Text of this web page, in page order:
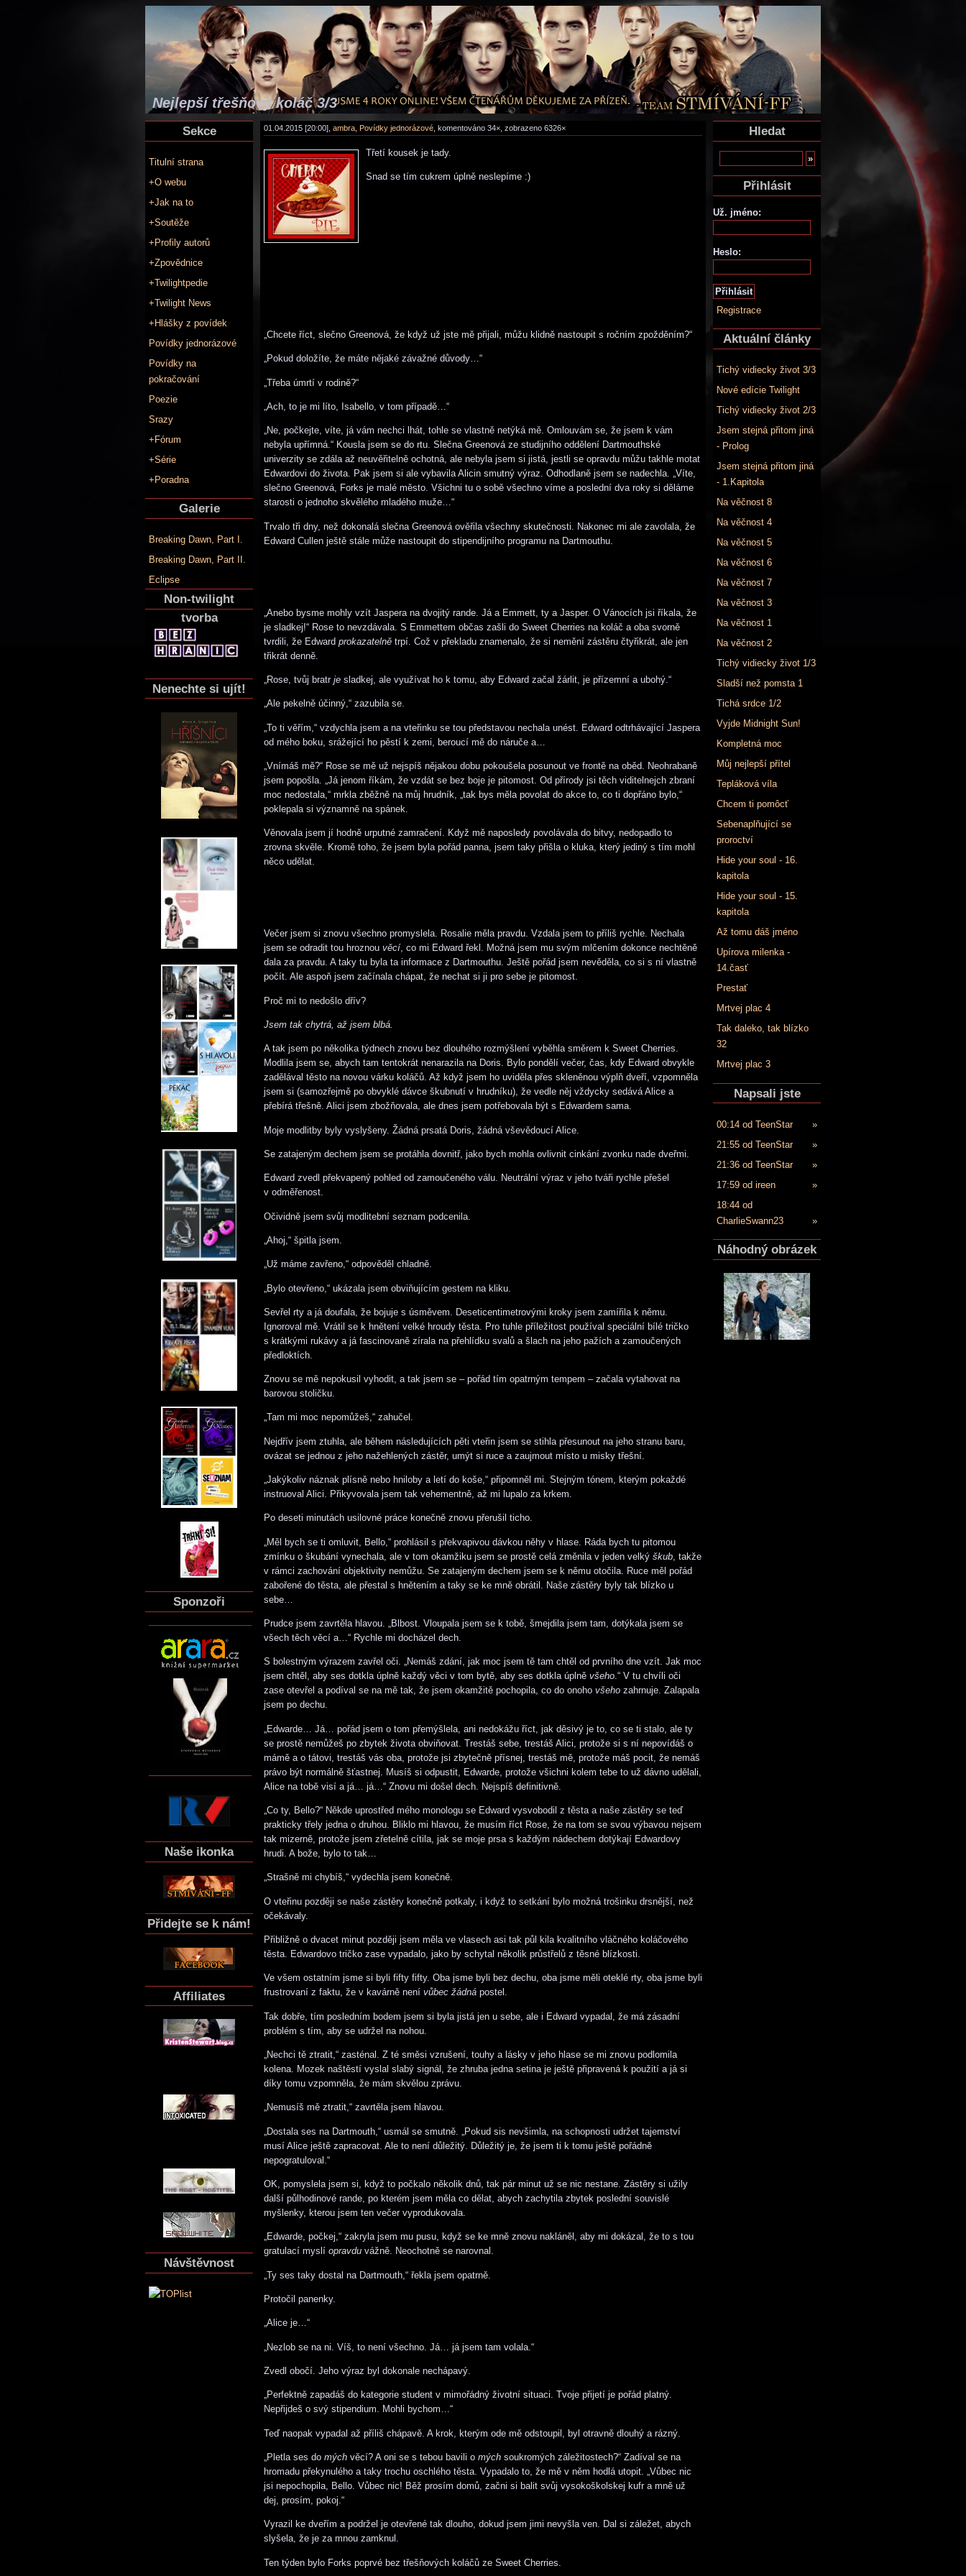
Nejlepší třešňový koláč 3/3
Sekce
Titulní strana
+O webu
+Jak na to
+Soutěže
+Profily autorů
+Zpovědnice
+Twilightpedie
+Twilight News
+Hlášky z povídek
Povídky jednorázové
Povídky na
pokračování
Poezie
Srazy
+Fórum
+Série
+Poradna
Galerie
Breaking Dawn, Part I.
Breaking Dawn, Part II.
Eclipse
Non-twilight
tvorba
Nenechte si ujít!
Sponzoři
Naše ikonka
Přidejte se k nám!
Affiliates
Návštěvnost
01.04.2015 [20:00], ambra Povídky jednorázové , komentováno 34×, zobrazeno 6326×
Třetí kousek je tady.
Snad se tím cukrem úplně neslepíme :)
„Chcete říct, slečno Greenová, že když už jste mě přijali, můžu klidně nastoupit s ročním zpožděním?“
„Pokud doložíte, že máte nějaké závažné důvody…“
„Třeba úmrtí v rodině?“
„Ach, to je mi líto, Isabello, v tom případě…“
„Ne, počkejte, víte, já vám nechci lhát, tohle se vlastně netýká mě. Omlouvám se, že jsem k vám
nebyla upřímná.“ Kousla jsem se do rtu. Slečna Greenová ze studijního oddělení Dartmouthské
univerzity se zdála až neuvěřitelně ochotná, ale nebyla jsem si jistá, jestli se opravdu můžu takhle motat
Edwardovi do života. Pak jsem si ale vybavila Alicin smutný výraz. Odhodlaně jsem se nadechla. „Víte,
slečno Greenová, Forks je malé město. Všichni tu o sobě všechno víme a poslední dva roky si děláme
starosti o jednoho skvělého mladého muže…“
Trvalo tři dny, než dokonalá slečna Greenová ověřila všechny skutečnosti. Nakonec mi ale zavolala, že
Edward Cullen ještě stále může nastoupit do stipendijního programu na Dartmouthu.
„Anebo bysme mohly vzít Jaspera na dvojitý rande. Já a Emmett, ty a Jasper. O Vánocích jsi říkala, že
je sladkej!“ Rose to nevzdávala. S Emmettem občas zašli do Sweet Cherries na koláč a oba svorně
tvrdili, že Edward prokazatelně trpí. Což v překladu znamenalo, že si nemění zástěru čtyřikrát, ale jen
třikrát denně.
„Rose, tvůj bratr je sladkej, ale využívat ho k tomu, aby Edward začal žárlit, je přízemní a ubohý.“
„Ale pekelně účinný,“ zazubila se.
„To ti věřím,“ vzdychla jsem a na vteřinku se tou představou nechala unést. Edward odtrhávající Jaspera
od mého boku, srážející ho pěstí k zemi, beroucí mě do náruče a…
„Vnímáš mě?“ Rose se mě už nejspíš nějakou dobu pokoušela posunout ve frontě na oběd. Neohrabaně
jsem popošla. „Já jenom říkám, že vzdát se bez boje je pitomost. Od přírody jsi těch viditelnejch zbraní
moc nedostala,“ mrkla zběžně na můj hrudník, „tak bys měla povolat do akce to, co ti dopřáno bylo,“
poklepala si významně na spánek.
Věnovala jsem jí hodně urputné zamračení. Když mě naposledy povolávala do bitvy, nedopadlo to
zrovna skvěle. Kromě toho, že jsem byla pořád panna, jsem taky přišla o kluka, který jediný s tím mohl
něco udělat.
Večer jsem si znovu všechno promyslela. Rosalie měla pravdu. Vzdala jsem to příliš rychle. Nechala
jsem se odradit tou hroznou věcí, co mi Edward řekl. Možná jsem mu svým mlčením dokonce nechtěně
dala za pravdu. A taky tu byla ta informace z Dartmouthu. Ještě pořád jsem nevěděla, co si s ní vlastně
počít. Ale aspoň jsem začínala chápat, že nechat si ji pro sebe je pitomost.
Proč mi to nedošlo dřív?
Jsem tak chytrá, až jsem blbá.
A tak jsem po několika týdnech znovu bez dlouhého rozmýšlení vyběhla směrem k Sweet Cherries.
Modlila jsem se, abych tam tentokrát nenarazila na Doris. Bylo pondělí večer, čas, kdy Edward obvykle
zadělával těsto na novou várku koláčů. Až když jsem ho uviděla přes skleněnou výplň dveří, vzpomněla
jsem si (samozřejmě po obvyklé dávce škubnutí v hrudníku), že vedle něj vždycky sedává Alice a
přebírá třešně. Alici jsem zbožňovala, ale dnes jsem potřebovala být s Edwardem sama.
Moje modlitby byly vyslyšeny. Žádná prsatá Doris, žádná vševědoucí Alice.
Se zatajeným dechem jsem se protáhla dovnitř, jako bych mohla ovlivnit cinkání zvonku nade dveřmi.
Edward zvedl překvapený pohled od zamoučeného válu. Neutrální výraz v jeho tváři rychle přešel
v odměřenost.
Očividně jsem svůj modlitební seznam podcenila.
„Ahoj,“ špitla jsem.
„Už máme zavřeno,“ odpověděl chladně.
„Bylo otevřeno,“ ukázala jsem obviňujícím gestem na kliku.
Sevřel rty a já doufala, že bojuje s úsměvem. Deseticentimetrovými kroky jsem zamířila k němu.
Ignoroval mě. Vrátil se k hnětení velké hroudy těsta. Pro tuhle příležitost používal speciální bílé tričko
s krátkými rukávy a já fascinovaně zírala na přehlídku svalů a šlach na jeho pažích a zamoučených
předloktích.
Znovu se mě nepokusil vyhodit, a tak jsem se – pořád tím opatrným tempem – začala vytahovat na
barovou stoličku.
„Tam mi moc nepomůžeš,“ zahučel.
Nejdřív jsem ztuhla, ale během následujících pěti vteřin jsem se stihla přesunout na jeho stranu baru,
ovázat se jednou z jeho nažehlených zástěr, umýt si ruce a zaujmout místo u misky třešní.
„Jakýkoliv náznak plísně nebo hniloby a letí do koše,“ připomněl mi. Stejným tónem, kterým pokaždé
instruoval Alici. Přikyvovala jsem tak vehementně, až mi lupalo za krkem.
Po deseti minutách usilovné práce konečně znovu přerušil ticho.
„Měl bych se ti omluvit, Bello,“ prohlásil s překvapivou dávkou něhy v hlase. Ráda bych tu pitomou
zmínku o škubání vynechala, ale v tom okamžiku jsem se prostě celá změnila v jeden velký škub , takže
v rámci zachování objektivity nemůžu. Se zatajeným dechem jsem se k němu otočila. Ruce měl pořád
zabořené do těsta, ale přestal s hnětením a taky se ke mně obrátil. Naše zástěry byly tak blízko u
sebe…
Prudce jsem zavrtěla hlavou. „Blbost. Vloupala jsem se k tobě, šmejdila jsem tam, dotýkala jsem se
všech těch věcí a…“ Rychle mi docházel dech.
S bolestným výrazem zavřel oči. „Nemáš zdání, jak moc jsem tě tam chtěl od prvního dne vzít. Jak moc
jsem chtěl, aby ses dotkla úplně každý věci v tom bytě, aby ses dotkla úplně všeho.“ V tu chvíli oči
zase otevřel a podíval se na mě tak, že jsem okamžitě pochopila, co do onoho všeho zahrnuje. Zalapala
jsem po dechu.
„Edwarde… Já… pořád jsem o tom přemýšlela, ani nedokážu říct, jak děsivý je to, co se ti stalo, ale ty
se prostě nemůžeš po zbytek života obviňovat. Trestáš sebe, trestáš Alici, protože si s ní nepovídáš o
mámě a o tátovi, trestáš vás oba, protože jsi zbytečně přísnej, trestáš mě, protože máš pocit, že nemáš
právo být normálně šťastnej. Musíš si odpustit, Edwarde, protože všichni kolem tebe to už dávno udělali,
Alice na tobě visí a já… já…“ Znovu mi došel dech. Nejspíš definitivně.
„Co ty, Bello?“ Někde uprostřed mého monologu se Edward vysvobodil z těsta a naše zástěry se teď
prakticky třely jedna o druhou. Bliklo mi hlavou, že musím říct Rose, že na tom se svou výbavou nejsem
tak mizerně, protože jsem zřetelně cítila, jak se moje prsa s každým nádechem dotýkají Edwardovy
hrudi. A bože, bylo to tak…
„Strašně mi chybíš,“ vydechla jsem konečně.
O vteřinu později se naše zástěry konečně potkaly, i když to setkání bylo možná trošinku drsnější, než
očekávaly.
Přibližně o dvacet minut později jsem měla ve vlasech asi tak půl kila kvalitního vláčného koláčového
těsta. Edwardovo tričko zase vypadalo, jako by schytal několik průstřelů z těsné blízkosti.
Ve všem ostatním jsme si byli fifty fifty. Oba jsme byli bez dechu, oba jsme měli oteklé rty, oba jsme byli
frustrovaní z faktu, že v kavárně není vůbec žádná postel.
Tak dobře, tím posledním bodem jsem si byla jistá jen u sebe, ale i Edward vypadal, že má zásadní
problém s tím, aby se udržel na nohou.
„Nechci tě ztratit,“ zasténal. Z té směsi vzrušení, touhy a lásky v jeho hlase se mi znovu podlomila
kolena. Mozek naštěstí vyslal slabý signál, že zhruba jedna setina je ještě připravená k použití a já si
díky tomu vzpomněla, že mám skvělou zprávu.
„Nemusíš mě ztratit,“ zavrtěla jsem hlavou.
„Dostala ses na Dartmouth,“ usmál se smutně. „Pokud sis nevšimla, na schopnosti udržet tajemství
musí Alice ještě zapracovat. Ale to není důležitý. Důležitý je, že jsem ti k tomu ještě pořádně
nepogratuloval.“
OK, pomyslela jsem si, když to počkalo několik dnů, tak pár minut už se nic nestane. Zástěry si užily
další půlhodinové rande, po kterém jsem měla co dělat, abych zachytila zbytek poslední souvislé
myšlenky, kterou jsem ten večer vyprodukovala.
„Edwarde, počkej,“ zakryla jsem mu pusu, když se ke mně znovu nakláněl, aby mi dokázal, že to s tou
gratulací myslí opravdu vážně. Neochotně se narovnal.
„Ty ses taky dostal na Dartmouth,“ řekla jsem opatrně.
Protočil panenky.
„Alice je…“
„Nezlob se na ni. Víš, to není všechno. Já… já jsem tam volala.“
Zvedl obočí. Jeho výraz byl dokonale nechápavý.
„Perfektně zapadáš do kategorie student v mimořádný životní situaci. Tvoje přijetí je pořád platný.
Nepřijdeš o svý stipendium. Mohli bychom…“
Teď naopak vypadal až příliš chápavě. A krok, kterým ode mě odstoupil, byl otravně dlouhý a rázný.
„Pletla ses do mých věcí? A oni se s tebou bavili o mých soukromých záležitostech?“ Zadíval se na
hromadu překynulého a taky trochu oschlého těsta. Vypadalo to, že mě v něm hodlá utopit. „Vůbec nic
jsi nepochopila, Bello. Vůbec nic! Běž prosím domů, začni si balit svůj vysokoškolskej kufr a mně už
dej, prosím, pokoj.“
Vyrazil ke dveřím a podržel je otevřené tak dlouho, dokud jsem jimi nevyšla ven. Dal si záležet, abych
slyšela, že je za mnou zamknul.
Ten týden bylo Forks poprvé bez třešňových koláčů ze Sweet Cherries.
Hledat
Přihlásit
Už. jméno:
Heslo:
Registrace
Aktuální články
Tichý vidiecky život 3/3
Nové edície Twilight
Tichý vidiecky život 2/3
Jsem stejná přitom jiná
- Prolog
Jsem stejná přitom jiná
- 1.Kapitola
Na věčnost 8
Na věčnost 4
Na věčnost 5
Na věčnost 6
Na věčnost 7
Na věčnost 3
Na věčnost 1
Na věčnost 2
Tichý vidiecky život 1/3
Sladší než pomsta 1
Tichá srdce 1/2
Vyjde Midnight Sun!
Kompletná moc
Můj nejlepší přítel
Tepláková víla
Chcem ti pomôcť
Sebenaplňující se
proroctví
Hide your soul - 16.
kapitola
Hide your soul - 15.
kapitola
Až tomu dáš jméno
Upírova milenka -
14.časť
Prestať
Mrtvej plac 4
Tak daleko, tak blízko
32
Mrtvej plac 3
Napsali jste
00:14 od TeenStar
»
21:55 od TeenStar
»
21:36 od TeenStar
»
17:59 od ireen
»
18:44 od
CharlieSwann23
»
Náhodný obrázek